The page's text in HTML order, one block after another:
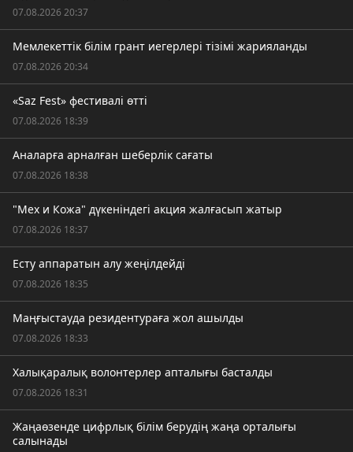
07.08.2026 20:37
Мемлекеттік білім грант иегерлері тізімі жарияланды
07.08.2026 20:34
«Saz Fest» фестивалі өтті
07.08.2026 18:39
Аналарға арналған шеберлік сағаты
07.08.2026 18:38
"Мех и Кожа" дүкеніндегі акция жалғасып жатыр
07.08.2026 18:37
Есту аппаратын алу жеңілдейді
07.08.2026 18:35
Маңғыстауда резидентураға жол ашылды
07.08.2026 18:33
Халықаралық волонтерлер апталығы басталды
07.08.2026 18:31
Жаңаөзенде цифрлық білім берудің жаңа орталығы
салынады